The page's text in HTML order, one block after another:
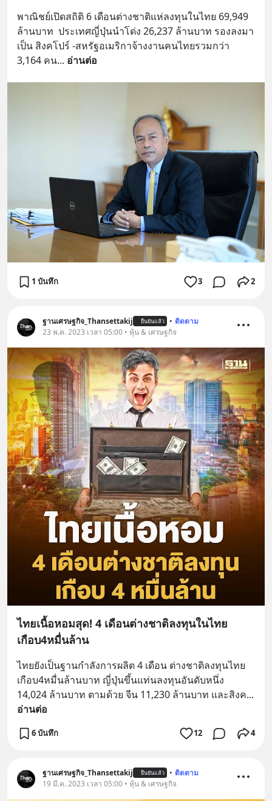
พาณิชย์เปิดสถิติ 6 เดือนต่างชาติแห่ลงทุนในไทย 69,949
ล้านบาท  ประเทศญี่ปุ่นนำโด่ง 26,237 ล้านบาท รองลงมา
เป็น สิงคโปร์ -สหรัฐอเมริกาจ้างงานคนไทยรวมกว่า
3,164 คน... อ่านต่อ
1 บันทึก 3 2
ฐานเศรษฐกิจ_Thansettakij ยืนยันแล้ว • ติดตาม
23 พ.ค. 2023 เวลา 05:00 • หุ้น & เศรษฐกิจ
ไทยเนื้อหอมสุด! 4 เดือนต่างชาติลงทุนในไทย
เกือบ4หมื่นล้าน
ไทยยังเป็นฐานกำลังการผลิต 4 เดือน ต่างชาติลงทุนไทย
เกือบ4หมื่นล้านบาท ญี่ปุ่นขึ้นแท่นลงทุนอันดับหนึ่ง
14,024 ล้านบาท ตามด้วย จีน 11,230 ล้านบาท และสิงค
อ่านต่อ
6 บันทึก 12 4
ฐานเศรษฐกิจ_Thansettakij ยืนยันแล้ว • ติดตาม
19 มี.ค. 2023 เวลา 05:00 • หุ้น & เศรษฐกิจ